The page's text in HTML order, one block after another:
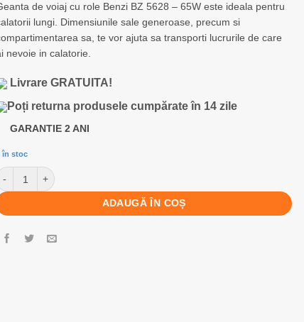
a
fost:
270,00 lei.
este:
210,00 lei.
de voiaj cu role Benzi BZ 5628 – 65W este ideala pentru
lungi. Dimensiunile sale generoase, precum si
sa, te vor ajuta sa transporti lucrurile de care
nevoie in calatorie.
Livrare GRATUITA!
Poți returna produsele cumpărate în 14 zile
GARANTIE 2 ANI
în stoc
Geanta de voiaj cu role Benzi BZ5519, VERDE AQUA
ADAUGĂ ÎN COȘ